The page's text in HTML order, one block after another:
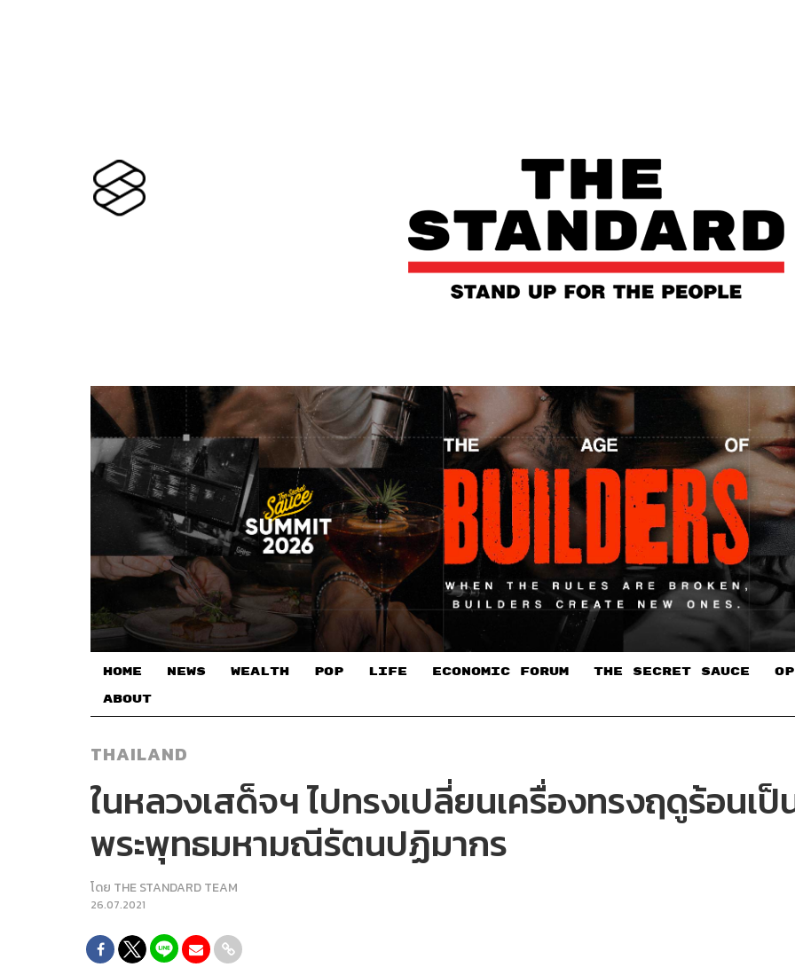
HOME NEWS WEALTH POP LIFE ECONOMIC FORUM THE SECRET SAUCE​
ABOUT
THAILAND
ในหลวงเสด็จฯ ไปทรงเปลี่ยนเครื่องทรงฤดูร้อนเ
พระพุทธมหามณีรัตนปฏิมากร
โดย THE STANDARD TEAM
26.07.2021